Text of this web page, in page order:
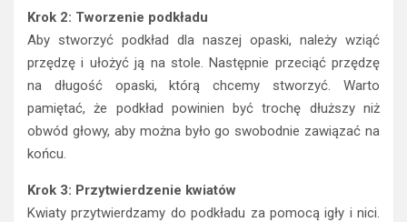
Krok 2: Tworzenie podkładu
Aby stworzyć podkład dla naszej opaski, należy wziąć
przędzę i ułożyć ją na stole. Następnie przeciąć przędzę
na długość opaski, którą chcemy stworzyć. Warto
pamiętać, że podkład powinien być trochę dłuższy niż
obwód głowy, aby można było go swobodnie zawiązać na
końcu.
Krok 3: Przytwierdzenie kwiatów
Kwiaty przytwierdzamy do podkładu za pomocą igły i nici.